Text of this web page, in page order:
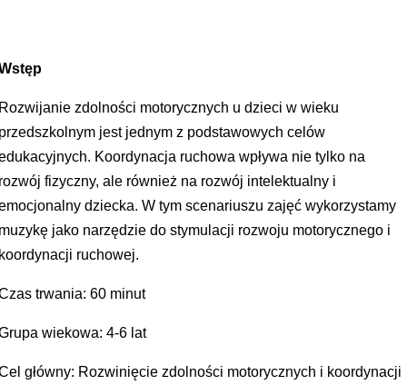
zdolności motorycznych u dzieci w wieku
jest jednym z podstawowych celów
Koordynacja ruchowa wpływa nie tylko na
fizyczny, ale również na rozwój intelektualny i
dziecka. W tym scenariuszu zajęć wykorzystamy
jako narzędzie do stymulacji rozwoju motorycznego i
ruchowej.
trwania: 60 minut
wiekowa: 4-6 lat
główny: Rozwinięcie zdolności motorycznych i koordynacji